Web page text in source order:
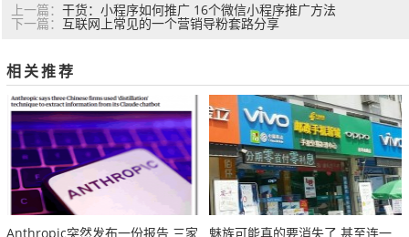
上一篇： 干货：小程序如何推广 16个微信小程序推广方法
下一篇： 互联网上常见的一个营销导粉套路分享
相关推荐
Anthropic突然发布一份报告 三家
魅族可能真的要消失了 甚至连一